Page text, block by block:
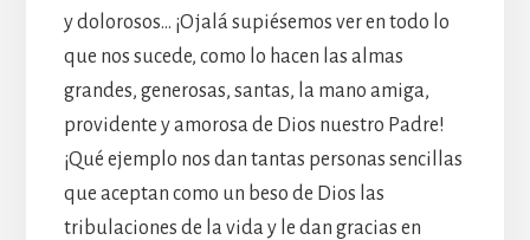
y dolorosos… ¡Ojalá supiésemos ver en todo lo
que nos sucede, como lo hacen las almas
grandes, generosas, santas, la mano amiga,
providente y amorosa de Dios nuestro Padre!
¡Qué ejemplo nos dan tantas personas sencillas
que aceptan como un beso de Dios las
tribulaciones de la vida y le dan gracias en